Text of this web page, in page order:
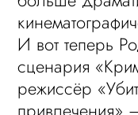
И вот теперь
сценария
режиссёр